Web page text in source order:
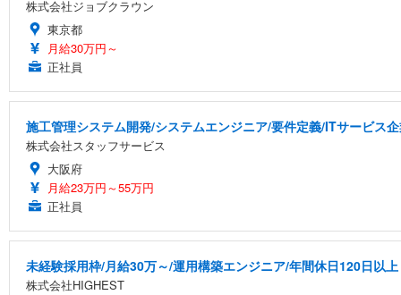
株式会社ジョブクラウン
東京都
月給30万円～
正社員
施工管理システム開発/システムエンジニア/要件定義/ITサービス
株式会社スタッフサービス
大阪府
月給23万円～55万円
正社員
未経験採用枠/月給30万～/運用構築エンジニア/年間休日120日以上
株式会社HIGHEST